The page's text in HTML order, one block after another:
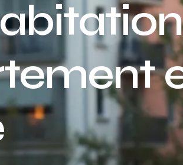
Assurance
Assurance
Assurance